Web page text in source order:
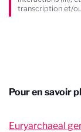
transcription et/
Pour en savoir
Euryarchaeal